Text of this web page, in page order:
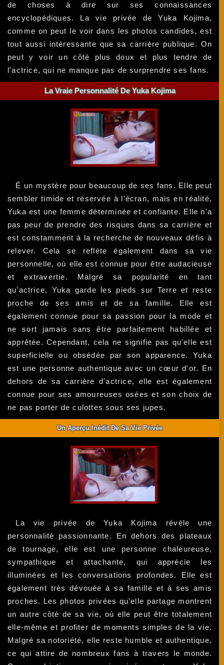
de choses à dire sur ses connaissances
encyclopédiques. La vie privée de Yuka Kojima,
comme on peut le voir dans les photos candides, est
tout aussi intéressante que sa carrière publique. On
peut y voir un côté plus doux et plus tendre de
l'actrice, qui ne manque pas de surprendre ses fans.
La Vraie Personnalité De Yuka Kojima
É un mystère pour beaucoup de ses fans. Elle peut
sembler timide et réservée à l'écran, mais en réalité,
Yuka est une femme déterminée et confiante. Elle n'a
pas peur de prendre des risques dans sa carrière et
est constamment à la recherche de nouveaux défis à
relever. Cela se reflète également dans sa vie
personnelle, où elle est connue pour être audacieuse
et extravertie. Malgré sa popularité en tant
qu'actrice, Yuka garde les pieds sur Terre et reste
proche de ses amis et de sa famille. Elle est
également connue pour sa passion pour la mode et
ne sort jamais sans être parfaitement habillée et
apprêtée. Cependant, cela ne signifie pas qu'elle est
superficielle ou obsédée par son apparence. Yuka
est une personne authentique avec un cœur d'or. En
dehors de sa carrière d'actrice, elle est également
connue pour ses amoureuses osées et son choix de
ne pas porter de culottes sous ses jupes.
Un Aperçu Inédit De Sa Vie Privée
La vie privée de Yuka Kojima révèle une
personnalité passionnante. En dehors des plateaux
de tournage, elle est une personne chaleureuse,
sympathique et attachante, qui apprécie les
illuminées et les conversations profondes. Elle est
également très dévouée à sa famille et à ses amis
proches. Les photos privées qu'elle partage montrent
un autre côté de sa vie, où elle peut être totalement
elle-même et profiter de moments simples de la vie.
Malgré sa notoriété, elle reste humble et authentique,
ce qui attire de nombreux fans à travers le monde.